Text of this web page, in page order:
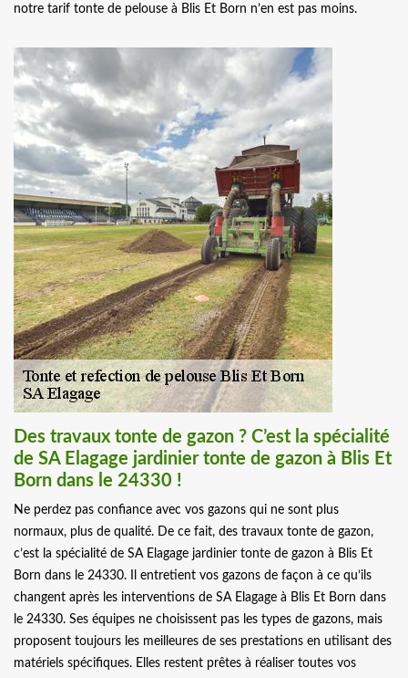
notre tarif tonte de pelouse à Blis Et Born n’en est pas moins.
Des travaux tonte de gazon ? C’est la spécialité
de SA Elagage jardinier tonte de gazon à Blis Et
Born dans le 24330 !
Ne perdez pas confiance avec vos gazons qui ne sont plus
normaux, plus de qualité. De ce fait, des travaux tonte de gazon,
c’est la spécialité de SA Elagage jardinier tonte de gazon à Blis Et
Born dans le 24330. Il entretient vos gazons de façon à ce qu’ils
changent après les interventions de SA Elagage à Blis Et Born dans
le 24330. Ses équipes ne choisissent pas les types de gazons, mais
proposent toujours les meilleures de ses prestations en utilisant des
matériels spécifiques. Elles restent prêtes à réaliser toutes vos